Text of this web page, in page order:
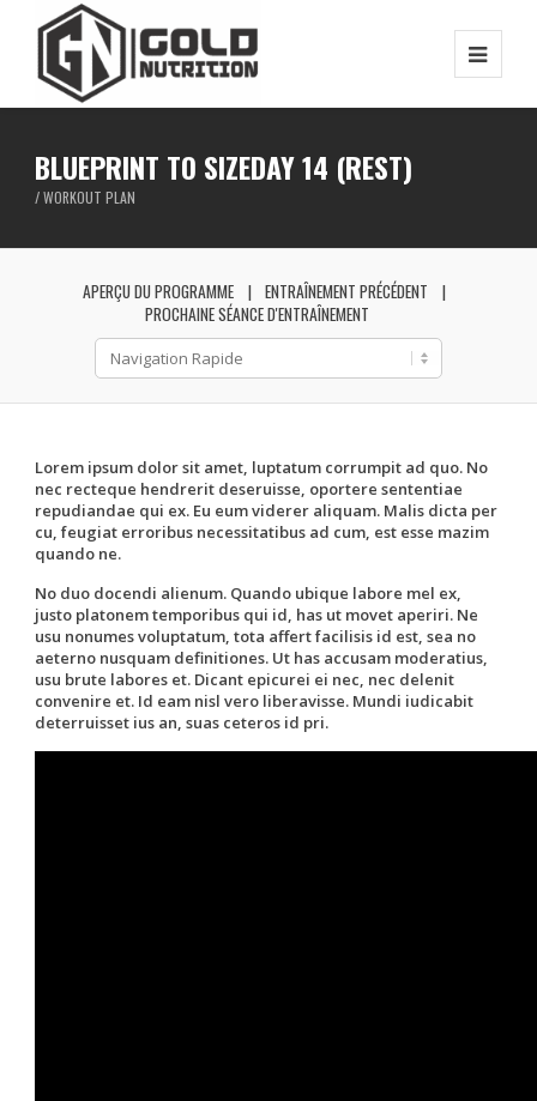
BLUEPRINT TO SIZEDAY 14 (REST)
/ WORKOUT PLAN
APERÇU DU PROGRAMME
ENTRAÎNEMENT PRÉCÉDENT
PROCHAINE SÉANCE D'ENTRAÎNEMENT
Lorem ipsum dolor sit amet, luptatum corrumpit ad quo. No
nec recteque hendrerit deseruisse, oportere sententiae
repudiandae qui ex. Eu eum viderer aliquam. Malis dicta per
cu, feugiat erroribus necessitatibus ad cum, est esse mazim
quando ne.
No duo docendi alienum. Quando ubique labore mel ex,
justo platonem temporibus qui id, has ut movet aperiri. Ne
usu nonumes voluptatum, tota affert facilisis id est, sea no
aeterno nusquam definitiones. Ut has accusam moderatius,
usu brute labores et. Dicant epicurei ei nec, nec delenit
convenire et. Id eam nisl vero liberavisse. Mundi iudicabit
deterruisset ius an, suas ceteros id pri.